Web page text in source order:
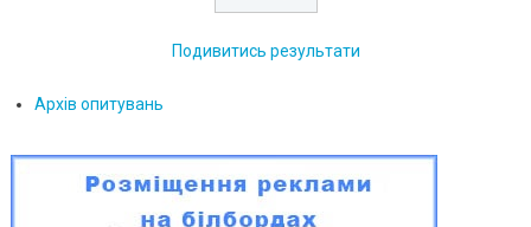
Подивитись результати
Архів опитувань